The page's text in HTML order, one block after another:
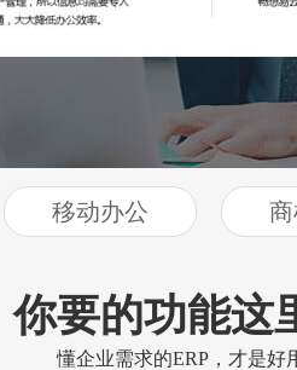
移动办公
你要的功能这
懂企业需求的ERP，才是好